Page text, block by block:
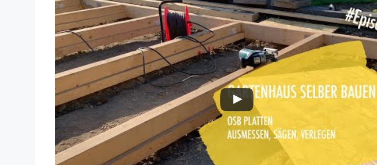
Dieses Video auf YouTube ansehen